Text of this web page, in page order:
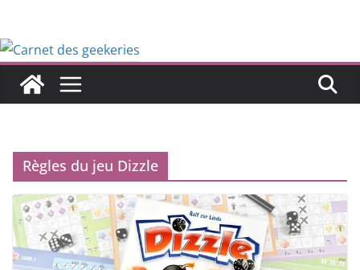
contenu
Règles du jeu Dizzle